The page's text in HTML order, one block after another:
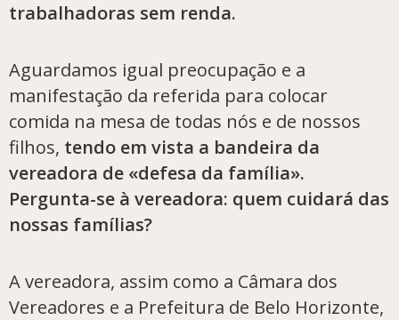
trabalhadoras sem renda.
Aguardamos igual preocupação e a
manifestação da referida para colocar
comida na mesa de todas nós e de nossos
filhos, tendo em vista a bandeira da
vereadora de «defesa da família».
Pergunta-se à vereadora: quem cuidará das
nossas famílias?
A vereadora, assim como a Câmara dos
Vereadores e a Prefeitura de Belo Horizonte,